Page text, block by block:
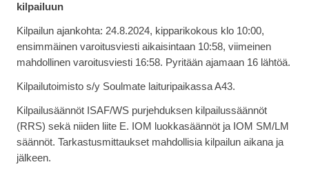
kilpailuun
Kilpailun ajankohta: 24.8.2024, kipparikokous klo 10:00,
ensimmäinen varoitusviesti aikaisintaan 10:58, viimeinen
mahdollinen varoitusviesti 16:58. Pyritään ajamaan 16 lähtöä.
Kilpailutoimisto s/y Soulmate laituripaikassa A43.
Kilpailusäännöt ISAF/WS purjehduksen kilpailussäännöt
(RRS) sekä niiden liite E. IOM luokkasäännöt ja IOM SM/LM
säännöt. Tarkastusmittaukset mahdollisia kilpailun aikana ja
jälkeen.